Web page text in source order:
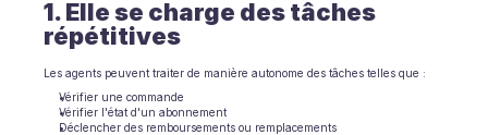
1. Elle se charge des tâches
répétitives
Les agents peuvent traiter de manière autonome des tâches telles que :
Vérifier une commande
Vérifier l'état d'un abonnement
Déclencher des remboursements ou remplacements